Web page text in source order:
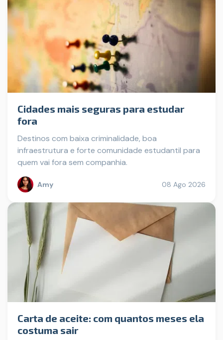
Cidades mais seguras para estudar
fora
Destinos com baixa criminalidade, boa
infraestrutura e forte comunidade estudantil para
quem vai fora sem companhia.
Amy 08 Ago 2026
Carta de aceite: com quantos meses ela
costuma sair